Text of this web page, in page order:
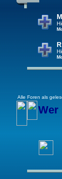
Alle Foren als
Wer